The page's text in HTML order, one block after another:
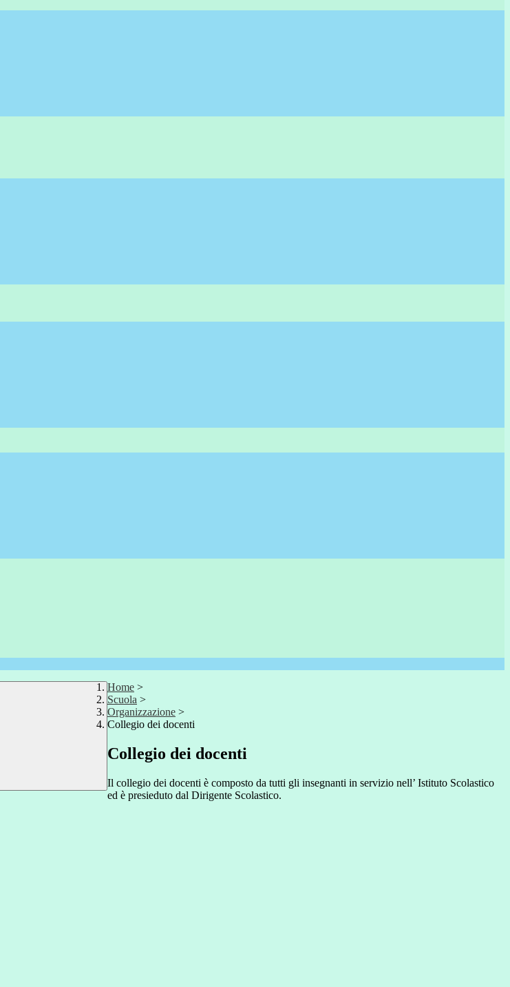
Home >
Scuola >
Organizzazione >
Collegio dei docenti
Collegio dei docenti
Il collegio dei docenti è composto da tutti gli insegnanti in servizio nell’ Istituto Scolastico
ed è presieduto dal Dirigente Scolastico.